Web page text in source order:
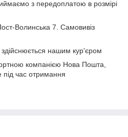
з передоплатою в розмірі
Волинська 7. Самовивіз
нашим кур'єром
компанією Нова Пошта,
час отримання